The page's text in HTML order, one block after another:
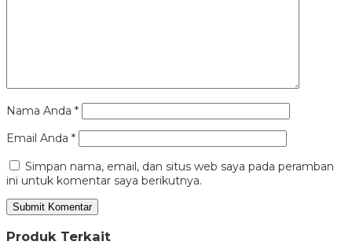
Nama Anda *
Email Anda *
Simpan nama, email, dan situs web saya pada peramban
ini untuk komentar saya berikutnya.
Produk Terkait